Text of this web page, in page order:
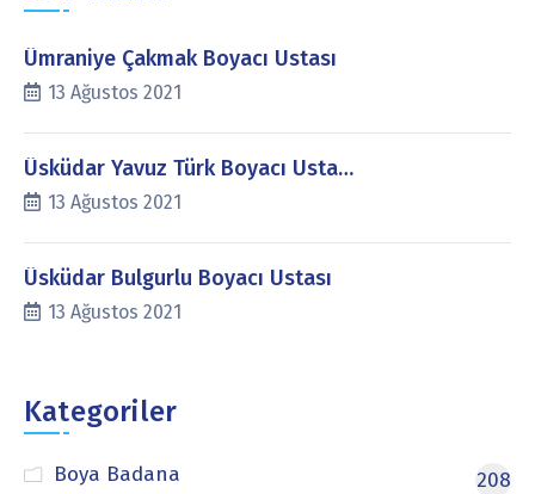
Ümraniye Çakmak Boyacı Ustası
13 Ağustos 2021
Üsküdar Yavuz Türk Boyacı Usta…
13 Ağustos 2021
Üsküdar Bulgurlu Boyacı Ustası
13 Ağustos 2021
Kategoriler
Boya Badana
208